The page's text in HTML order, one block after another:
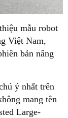
mẫu robot
Việt Nam,
bản nâng
ý nhất trên
mang tên
Large-